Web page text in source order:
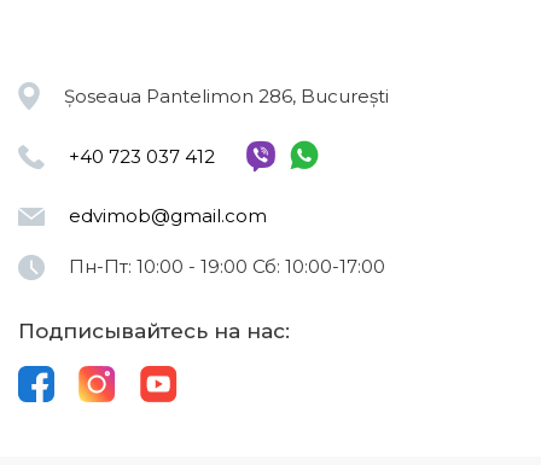
Șoseaua Pantelimon 286, București
+40 723 037 412
edvimob@gmail.com
Пн-Пт: 10:00 - 19:00 Сб: 10:00-17:00
Подписывайтесь на нас: